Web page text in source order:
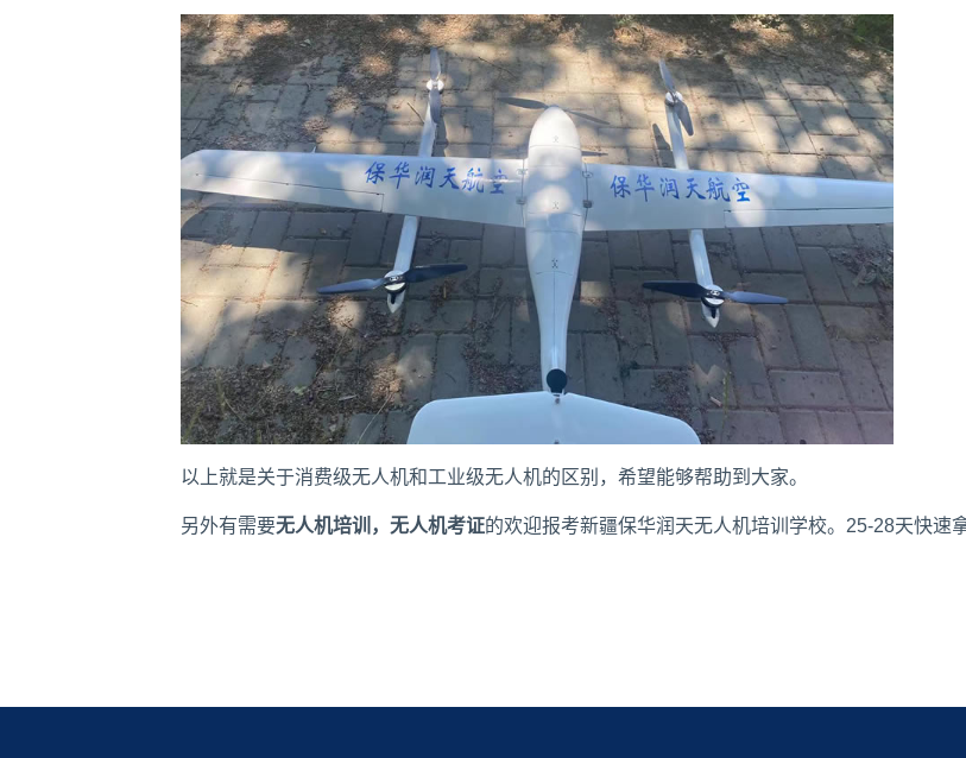
以上就是关于消费级无人机和工业级无人机的区别，希望能够帮助到大家。
另外有需要无人机培训，无人机考证的欢迎报考新疆保华润天无人机培训学校。25-28天快速